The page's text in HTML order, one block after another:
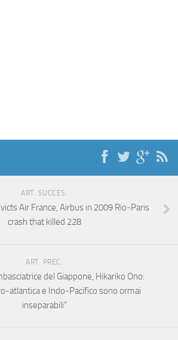
ART. SUCCES.
Air France, Airbus in 2009 Rio-Paris
crash that killed 228
ART. PREC.
del Giappone, Hikariko Ono:
atlantica e Indo-Pacifico sono ormai
inseparabili”